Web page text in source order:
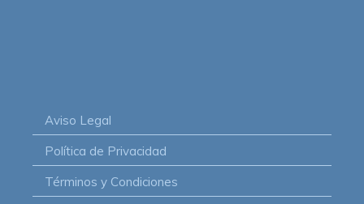
Aviso Legal
Política de Privacidad
Términos y Condiciones